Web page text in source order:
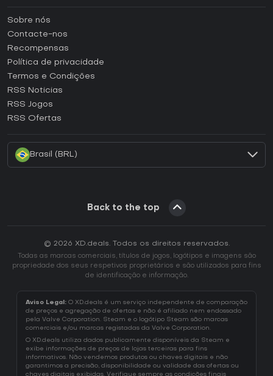
Como ativar uma CD Key Steam?
Como ativar uma CD Key Epic Games?
Como ativar uma CD Key GOG?
Como ativar uma CD Key Ubisoft Connect?
Sobre nós
Contacte-nos
Recompensas
Política de privacidade
Termos e Condições
RSS Noticias
RSS Jogos
RSS Ofertas
Brasil (BRL)
Back to the top
© 2026 XD.deals. Todos os direitos reservados.
Todas as marcas comerciais, títulos de jogos, logótipos e imagens são
propriedade dos seus respetivos proprietários e são utilizados para fins
de identificação e informação.
Aviso Legal: O XD.deals é um serviço independente de comparação
de preços e agregação de ofertas e não é afiliado nem endossado
pela Valve Corporation. Steam e o logótipo Steam são marcas
comerciais e/ou marcas registadas da Valve Corporation.
O XD.deals utiliza dados publicamente disponíveis da Steam e
exibe informações de preços de lojas terceiras para fins
informativos. Não vendemos produtos ou chaves digitais e não
garantimos a precisão, disponibilidade ou validade das ofertas ou
chaves digitais exibidas. Verifique sempre as condições finais